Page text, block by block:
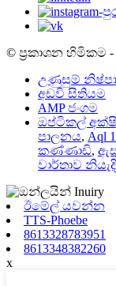
© ප්‍රකාශන හිමිකම
උණුසුම්
අඩවි සිතියම
AMP ජංගම
ඔප්ටිකල් අක්ෂි
පාලනය, Aql
කණ්ණාඩි,
වාර්තාව
ඊමේල් යවන්න
TTS-Phoebe
8613328783951
8613348382260
x